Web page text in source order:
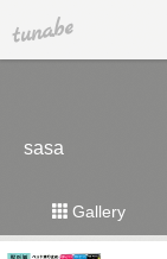
tuna.be
sasa
Gallery